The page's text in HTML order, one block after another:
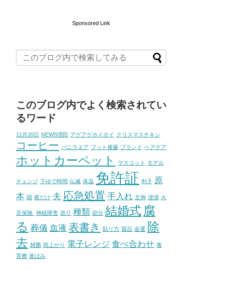
Sponsored Link
このブログ内でよく検索されてい
るワード
11月20日 NEWS増田 アゲアゲホイホイ クリスマスチキン
コーヒー バニラエア フット後藤 ブランド ヘアケア
ホットカーペット マスコット モデル
チェンジ 下ゆで時間 仏滅 体温 免許証 利子 原
本 国 夜だけ 夫 応急処置 手入れ 文例 浸漬 火
災保険. 神経障害 祟り 種類 節分 結婚式 腐
る 葬儀 血液 表書き 貼り方 賞品 金運
除
去 雑菌 雨上がり 電子レンジ 食べ合わせ 養
育費 黄ばみ